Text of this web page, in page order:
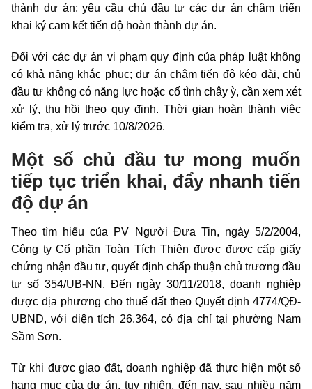
thành dự án; yêu cầu chủ đầu tư các dự án chậm triển
khai ký cam kết tiến độ hoàn thành dự án.
Đối với các dự án vi phạm quy định của pháp luật không
có khả năng khắc phục; dự án chậm tiến độ kéo dài, chủ
đầu tư không có năng lực hoặc cố tình chây ỳ, cần xem xét
xử lý, thu hồi theo quy định. Thời gian hoàn thành việc
kiểm tra, xử lý trước 10/8/2026.
Một số chủ đầu tư mong muốn
tiếp tục triển khai, đẩy nhanh tiến
độ dự án
Theo tìm hiểu của PV Người Đưa Tin, ngày 5/2/2004,
Công ty Cổ phần Toàn Tích Thiện được được cấp giấy
chứng nhận đầu tư, quyết định chấp thuận chủ trương đầu
tư số 354/UB-NN. Đến ngày 30/11/2018, doanh nghiệp
được địa phương cho thuế đất theo Quyết định 4774/QĐ-
UBND, với diện tích 26.364, có địa chỉ tại phường Nam
Sầm Sơn.
Từ khi được giao đất, doanh nghiệp đã thực hiện một số
hạng mục của dự án, tuy nhiên, đến nay, sau nhiều năm